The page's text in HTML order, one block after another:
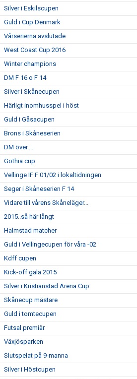
Silver i Eskilscupen
Guld i Cup Denmark
Vårserierna avslutade
West Coast Cup 2016
Winter champions
DM F 16 o F 14
Silver i Skånecupen
Härligt inomhusspel i höst
Guld i Gåsacupen
Brons i Skåneserien
DM över....
Gothia cup
Vellinge IF F 01/02 i lokaltidningen
Seger i Skåneserien F 14
Vidare till vårens Skåneläger...
2015..så här långt
Halmstad matcher
Guld i Vellingecupen för våra -02
Kdff cupen
Kick-off gala 2015
Silver i Kristianstad Arena Cup
Skånecup mästare
Guld i tomtecupen
Futsal premiär
Växjösparken
Slutspelat på 9-manna
Silver i Höstcupen